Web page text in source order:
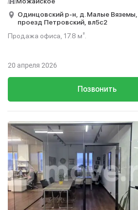
Одинцовский р-н, д. Малые Вяземы,
проезд Петровский, вл5с2
Продажа офиса, 17.8 м².
Позвонить
20 апреля 2026